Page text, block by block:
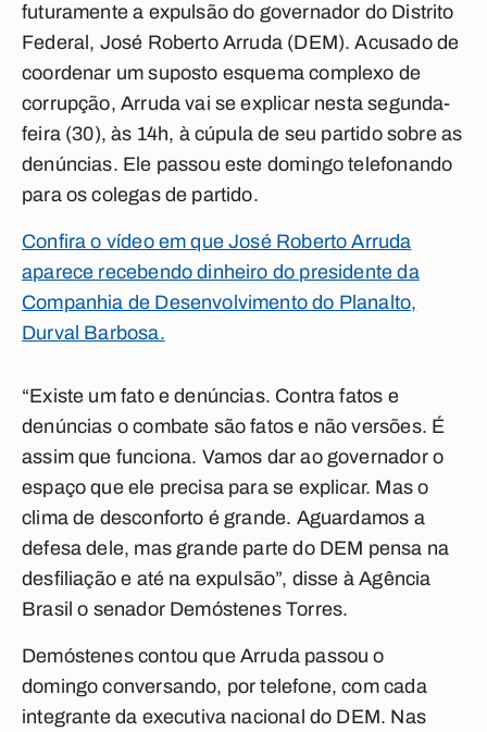
futuramente a expulsão do governador do Distrito
Federal, José Roberto Arruda (DEM). Acusado de
coordenar um suposto esquema complexo de
corrupção, Arruda vai se explicar nesta segunda-
feira (30), às 14h, à cúpula de seu partido sobre as
denúncias. Ele passou este domingo telefonando
para os colegas de partido.
Confira o vídeo em que José Roberto Arruda
aparece recebendo dinheiro do presidente da
Companhia de Desenvolvimento do Planalto,
Durval Barbosa.
“Existe um fato e denúncias. Contra fatos e
denúncias o combate são fatos e não versões. É
assim que funciona. Vamos dar ao governador o
espaço que ele precisa para se explicar. Mas o
clima de desconforto é grande. Aguardamos a
defesa dele, mas grande parte do DEM pensa na
desfiliação e até na expulsão”, disse à Agência
Brasil o senador Demóstenes Torres.
Demóstenes contou que Arruda passou o
domingo conversando, por telefone, com cada
integrante da executiva nacional do DEM. Nas